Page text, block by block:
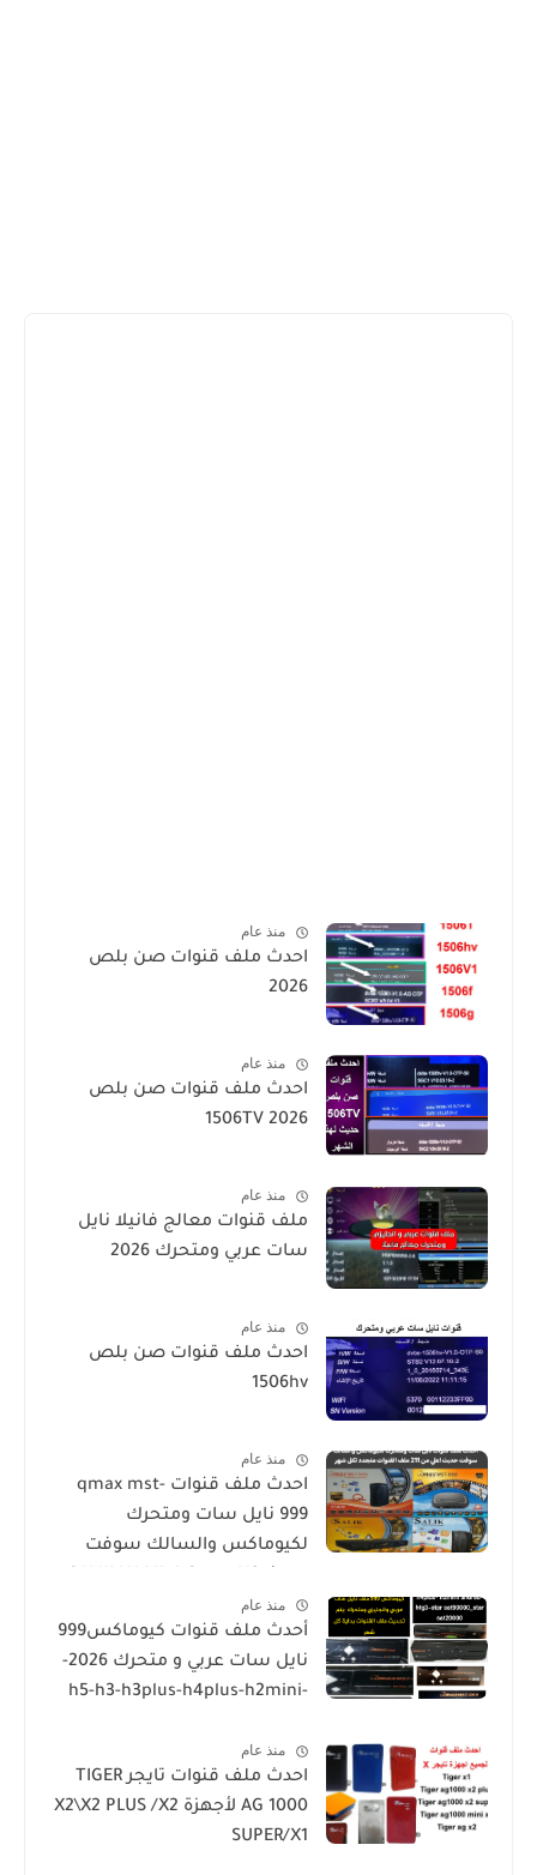
منذ عام
احدث ملف قنوات صن بلص
2026
منذ عام
احدث ملف قنوات صن بلص
1506TV 2026
منذ عام
ملف قنوات معالج فانيلا نايل
سات عربي ومتحرك 2026
منذ عام
احدث ملف قنوات صن بلص
1506hv
منذ عام
احدث ملف قنوات qmax mst-
999 نايل سات ومتحرك
لكيوماكس والسالك سوفت
Mini 2 USB-SALIK H3 Mini-Salik
H2 Plus
منذ عام
أحدث ملف قنوات كيوماكس999
نايل سات عربي و متحرك 2026-
h5-h3-h3plus-h4plus-h2mini-
sat20000
منذ عام
احدث ملف قنوات تايجر TIGER
AG 1000 لأجهزة X2\X2 PLUS /X2
SUPER/X1